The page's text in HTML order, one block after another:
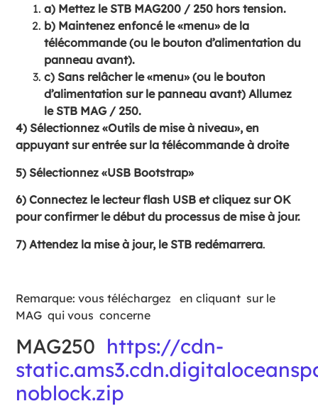
a) Mettez le STB MAG200 / 250 hors tension.
b) Maintenez enfoncé le «menu» de la
télécommande (ou le bouton d’alimentation du
panneau avant).
c) Sans relâcher le «menu» (ou le bouton
d’alimentation sur le panneau avant) Allumez
le STB MAG / 250.
4) Sélectionnez «Outils de mise à niveau», en
appuyant sur entrée sur la télécommande à droite
5) Sélectionnez «USB Bootstrap»
6) Connectez le lecteur flash USB et cliquez sur OK
pour confirmer le début du processus de mise à jour.
7) Attendez la mise à jour, le STB redémarrera.
Remarque: vous téléchargez en cliquant sur le
MAG qui vous concerne
MAG250 https://cdn-
noblock.zip